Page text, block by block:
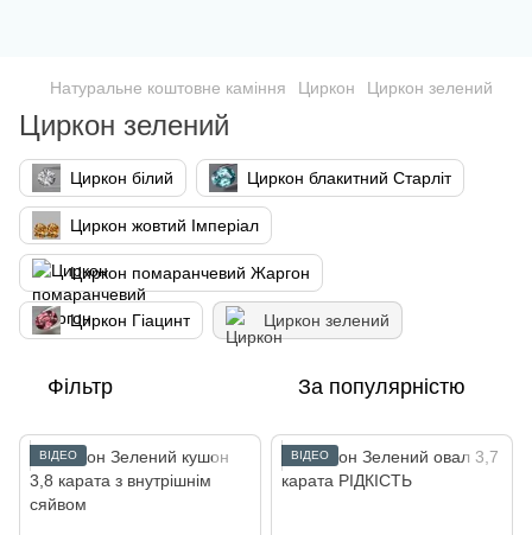
Натуральне коштовне каміння Циркон Циркон зелений
Циркон зелений
Циркон білий Циркон блакитний Старліт
Циркон жовтий Імперіал
Циркон помаранчевий Жаргон
Циркон Гіацинт Циркон зелений
Фільтр За популярністю
ВІДЕО ВІДЕО